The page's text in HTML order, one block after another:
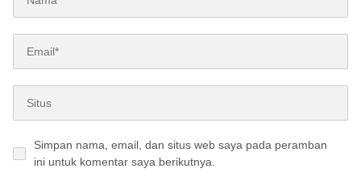
Simpan nama, email, dan situs web saya pada peramban
ini untuk komentar saya berikutnya.